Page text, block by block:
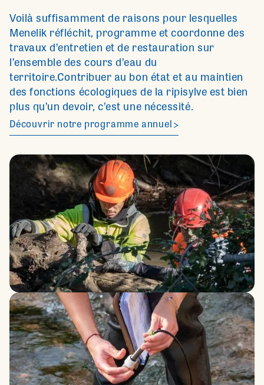
Voilà suffisamment de raisons pour lesquelles
Menelik réfléchit, programme et coordonne des
travaux d’entretien et de restauration sur
l’ensemble des cours d’eau du
territoire.Contribuer au bon état et au maintien
des fonctions écologiques de la ripisylve est bien
plus qu’un devoir, c’est une nécessité.
Découvrir notre programme annuel